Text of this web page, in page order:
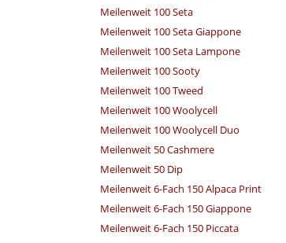
Meilenweit 100 Seta
Meilenweit 100 Seta Giappone
Meilenweit 100 Seta Lampone
Meilenweit 100 Sooty
Meilenweit 100 Tweed
Meilenweit 100 Woolycell
Meilenweit 100 Woolycell Duo
Meilenweit 50 Cashmere
Meilenweit 50 Dip
Meilenweit 6-Fach 150 Alpaca Print
Meilenweit 6-Fach 150 Giappone
Meilenweit 6-Fach 150 Piccata